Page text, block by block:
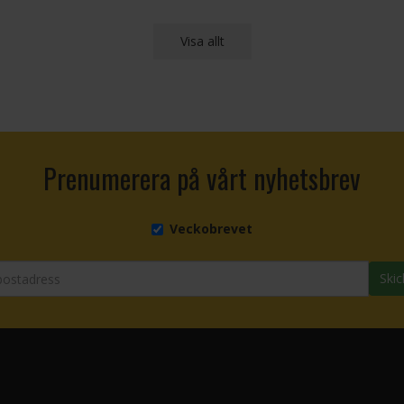
Visa allt
Prenumerera på vårt nyhetsbrev
Veckobrevet